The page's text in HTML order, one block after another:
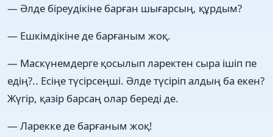
— Әлде біреудікіне барған шығарсың, құрдым?
— Ешкімдікіне де барғаным жоқ.
— Маскүнемдерге қосылып ларектен сыра ішіп пе
едің?.. Есіңе түсірсеңші. Әлде түсіріп алдың ба екен?
Жүгір, қазір барсаң олар береді де.
— Ларекке де барғаным жоқ!